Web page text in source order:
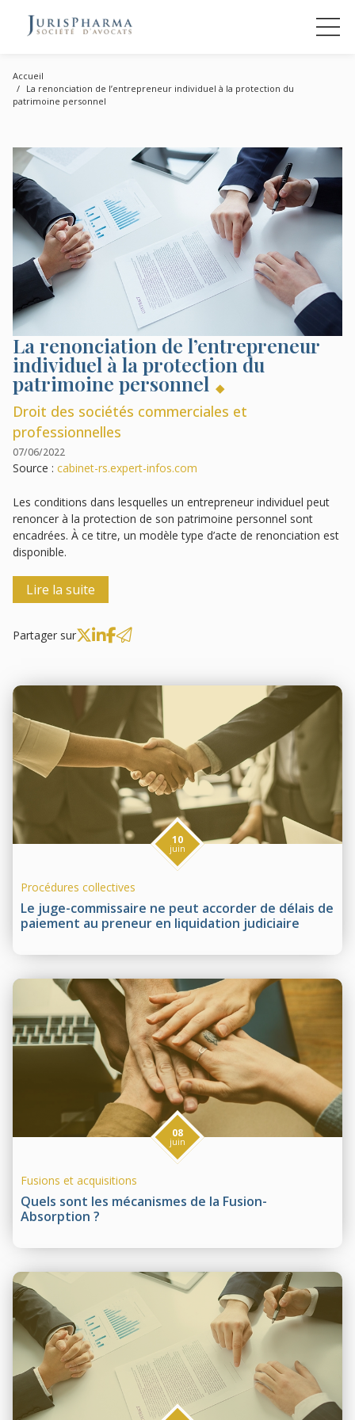
Accueil
La renonciation de l’entrepreneur individuel à la protection du
patrimoine personnel
La renonciation de l’entrepreneur
individuel à la protection du
patrimoine personnel
Droit des sociétés commerciales et
professionnelles
07/06/2022
Source : cabinet-rs.expert-infos.com
Les conditions dans lesquelles un entrepreneur individuel peut
renoncer à la protection de son patrimoine personnel sont
encadrées. À ce titre, un modèle type d’acte de renonciation est
disponible.
Lire la suite
Partager sur
Le juge-commissaire ne peut accorder de délais de
paiement au preneur en liquidation judiciaire
10
juin
Procédures collectives
Quels sont les mécanismes de la Fusion-
Absorption ?
08
juin
Fusions et acquisitions